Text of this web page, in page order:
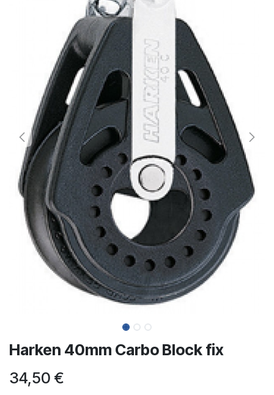
Harken 40mm Carbo Block fix
34,50 €